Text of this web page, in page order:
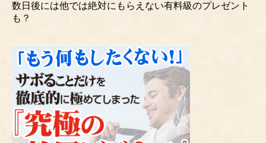
数日後には他では絶対にもらえない有料級のプレゼント
も？